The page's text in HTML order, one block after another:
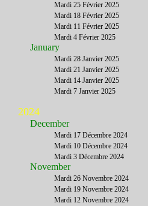
Mardi 25 Février 2025
Mardi 18 Février 2025
Mardi 11 Février 2025
Mardi 4 Février 2025
January
Mardi 28 Janvier 2025
Mardi 21 Janvier 2025
Mardi 14 Janvier 2025
Mardi 7 Janvier 2025
2024
December
Mardi 17 Décembre 2024
Mardi 10 Décembre 2024
Mardi 3 Décembre 2024
November
Mardi 26 Novembre 2024
Mardi 19 Novembre 2024
Mardi 12 Novembre 2024